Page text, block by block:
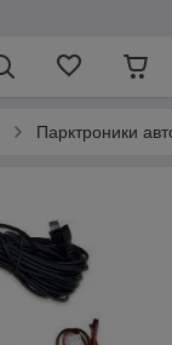
Парктроники